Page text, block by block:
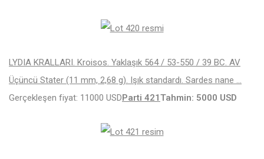
LYDIA KRALLARI. Kroisos. Yaklaşık 564 / 53-550 / 39 BC. AV
Üçüncü Stater (11 mm, 2,68 g). Işık standardı. Sardes nane …
Gerçekleşen fiyat: 11000 USDParti 421Tahmin: 5000 USD